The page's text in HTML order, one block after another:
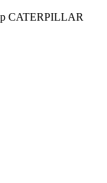
CATERPILLAR